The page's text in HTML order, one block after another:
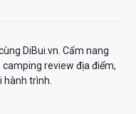
DiBui.vn. Cẩm nang
review địa điểm,
trình.